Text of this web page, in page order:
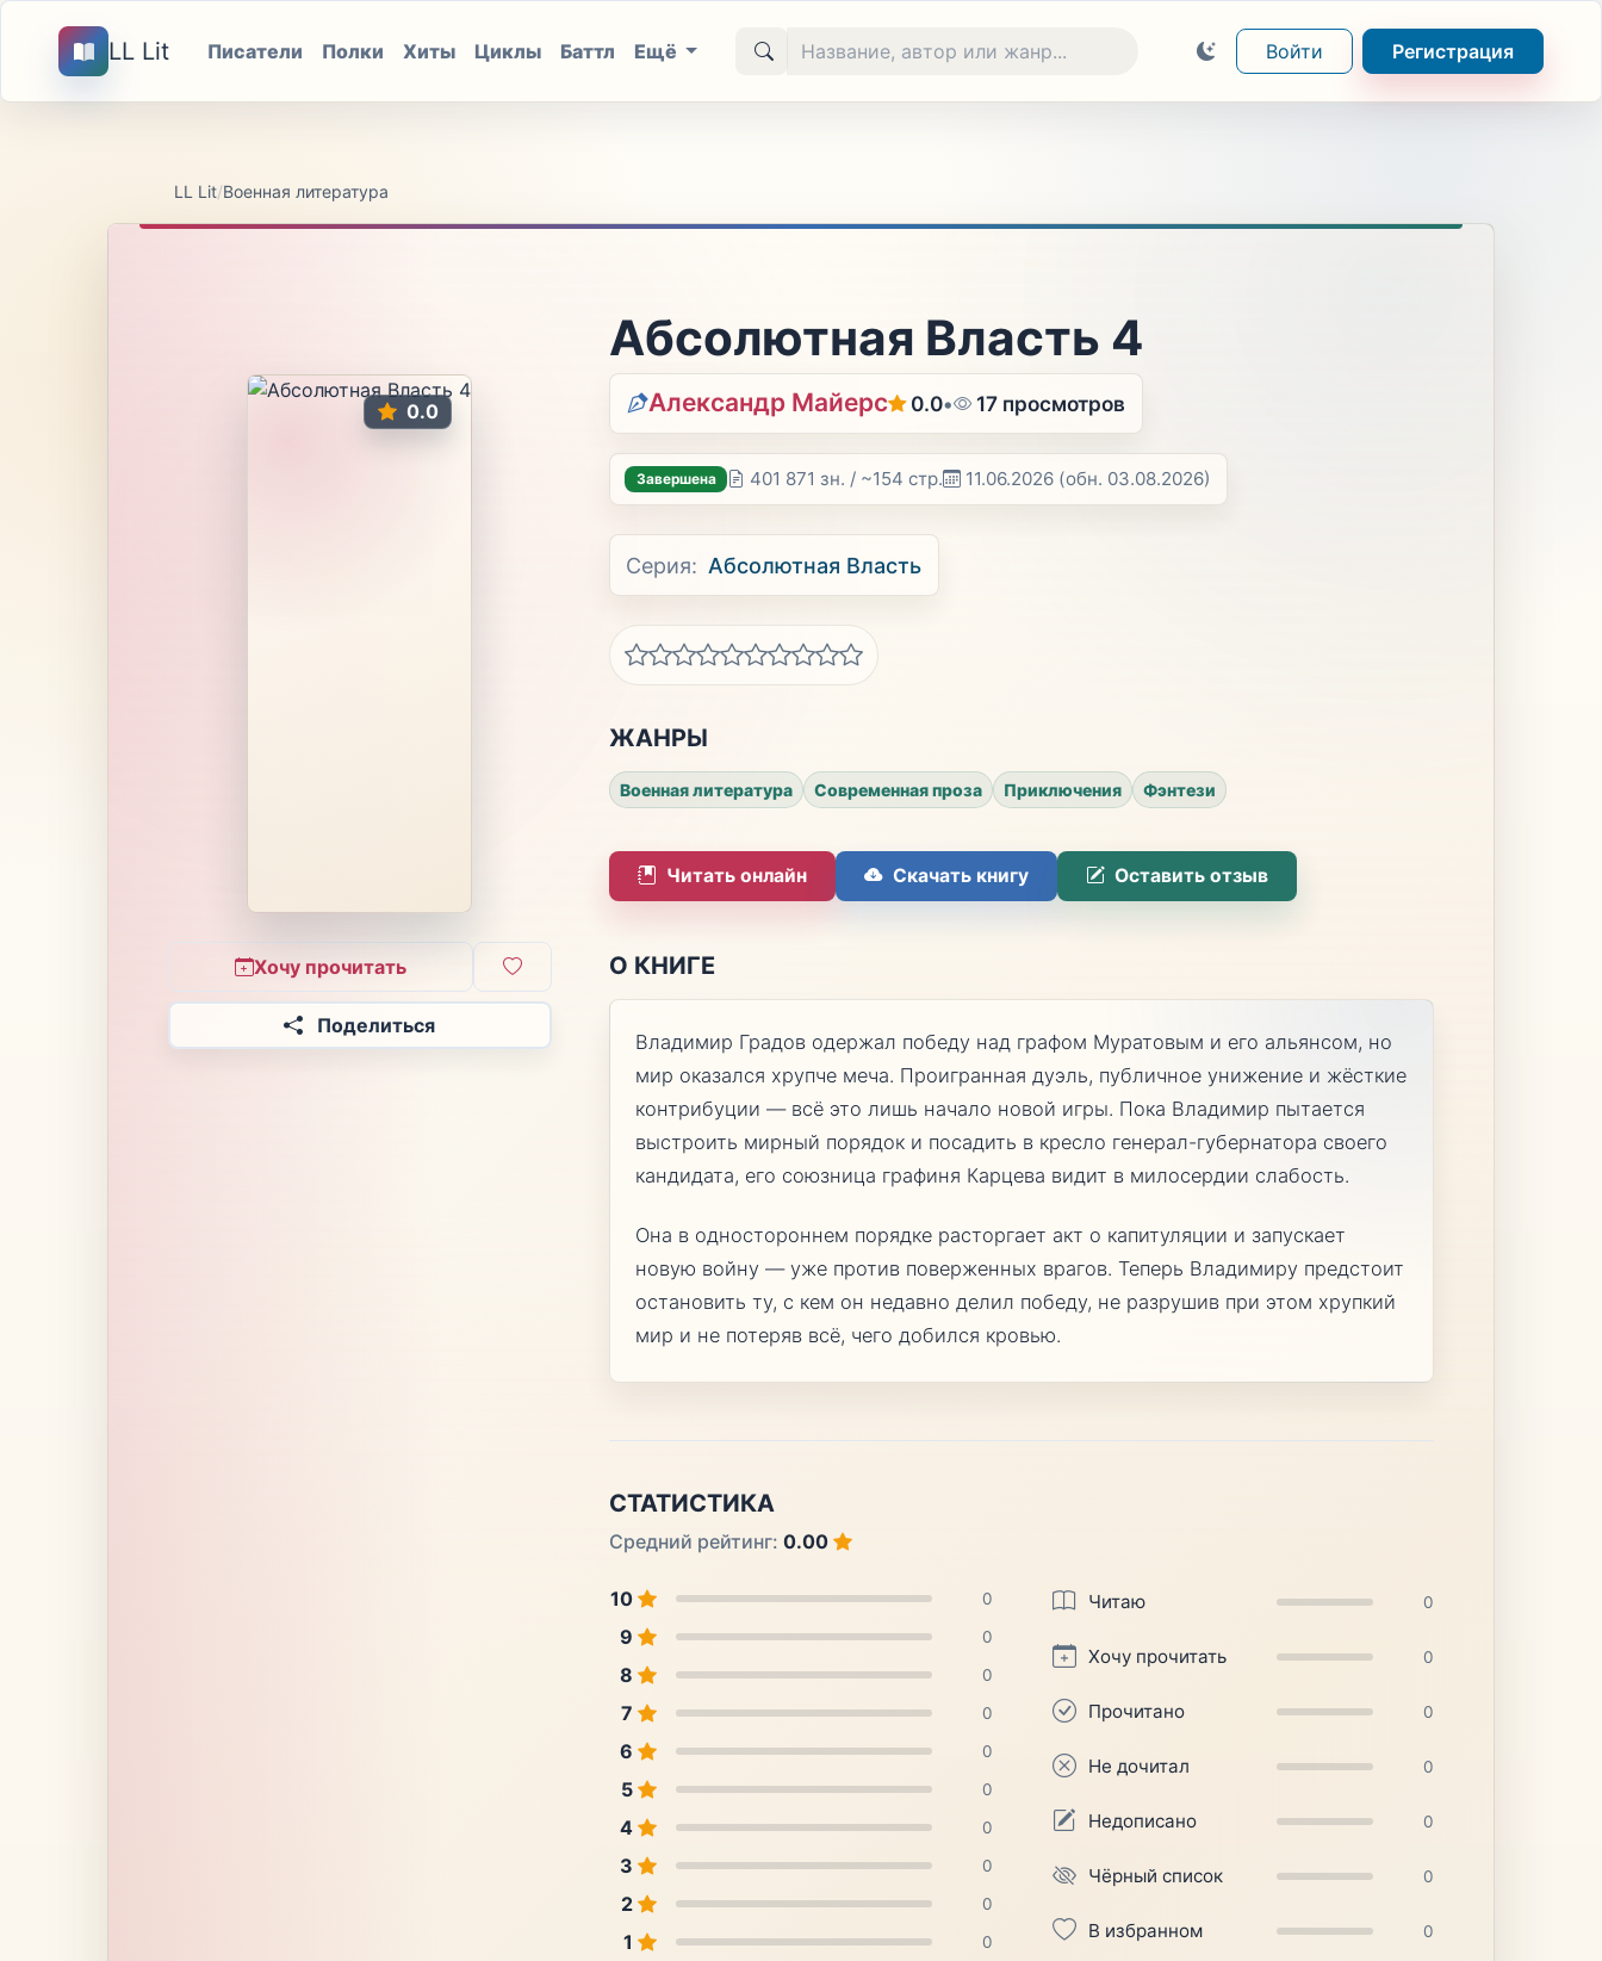
LL Lit Писатели Полки Хиты Циклы Баттл Ещё Войти Регистрация
LL Lit/Военная литература
0.0
Хочу прочитать
Поделиться
Абсолютная Власть 4
Александр Майерс 0.0• 17 просмотров
Завершена 401 871 зн. / ~154 стр. 11.06.2026 (обн. 03.08.2026)
Серия: Абсолютная Власть
ЖАНРЫ
Военная литература Современная проза Приключения Фэнтези
Читать онлайн Скачать книгу Оставить отзыв
О КНИГЕ
Владимир Градов одержал победу над графом Муратовым и его альянсом, но
мир оказался хрупче меча. Проигранная дуэль, публичное унижение и жёсткие
контрибуции — всё это лишь начало новой игры. Пока Владимир пытается
выстроить мирный порядок и посадить в кресло генерал-губернатора своего
кандидата, его союзница графиня Карцева видит в милосердии слабость.
Она в одностороннем порядке расторгает акт о капитуляции и запускает
новую войну — уже против поверженных врагов. Теперь Владимиру предстоит
остановить ту, с кем он недавно делил победу, не разрушив при этом хрупкий
мир и не потеряв всё, чего добился кровью.
СТАТИСТИКА
Средний рейтинг: 0.00
10 0
9 0
8 0
7 0
6 0
5 0
4 0
3 0
2 0
1 0
Читаю 0
Хочу прочитать 0
Прочитано 0
Не дочитал 0
Недописано 0
Чёрный список 0
В избранном 0